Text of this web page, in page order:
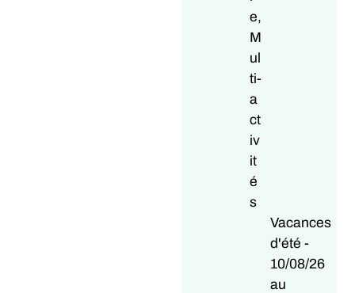
e,
M
ul
ti-
a
ct
iv
it
é
s
Vacances
d'été -
10/08/26
au